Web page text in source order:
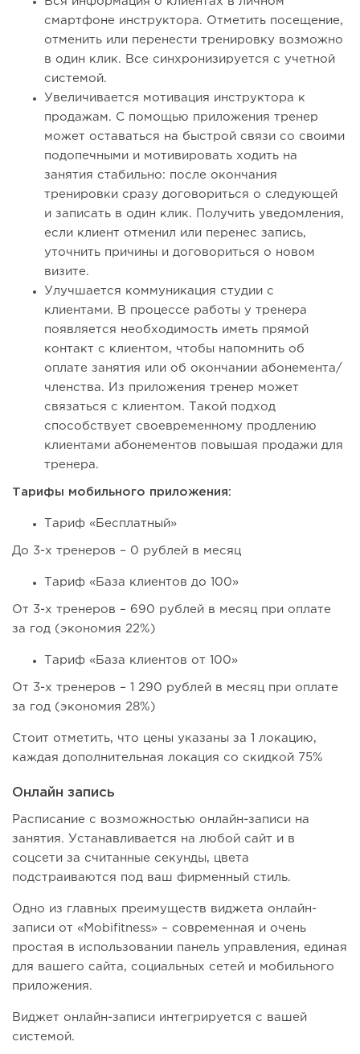
смартфоне инструктора. Отметить посещение,
отменить или перенести тренировку возможно
в один клик. Все синхронизируется с учетной
системой.
Увеличивается мотивация инструктора к
продажам. С помощью приложения тренер
может оставаться на быстрой связи со своими
подопечными и мотивировать ходить на
занятия стабильно: после окончания
тренировки сразу договориться о следующей
и записать в один клик. Получить уведомления,
если клиент отменил или перенес запись,
уточнить причины и договориться о новом
визите.
Улучшается коммуникация студии с
клиентами. В процессе работы у тренера
появляется необходимость иметь прямой
контакт с клиентом, чтобы напомнить об
оплате занятия или об окончании абонемента/
членства. Из приложения тренер может
связаться с клиентом. Такой подход
способствует своевременному продлению
клиентами абонементов повышая продажи для
тренера.
Тарифы мобильного приложения:
Тариф «Бесплатный»
До 3-х тренеров – 0 рублей в месяц
Тариф «База клиентов до 100»
От 3-х тренеров – 690 рублей в месяц при оплате
за год (экономия 22%)
Тариф «База клиентов от 100»
От 3-х тренеров – 1 290 рублей в месяц при оплате
за год (экономия 28%)
Стоит отметить, что цены указаны за 1 локацию,
каждая дополнительная локация со скидкой 75%
Онлайн запись
Расписание с возможностью онлайн-записи на
занятия. Устанавливается на любой сайт и в
соцсети за считанные секунды, цвета
подстраиваются под ваш фирменный стиль.
Одно из главных преимуществ виджета онлайн-
записи от «Mobifitness» – современная и очень
простая в использовании панель управления, единая
для вашего сайта, социальных сетей и мобильного
приложения.
Виджет онлайн-записи интегрируется с вашей
системой.